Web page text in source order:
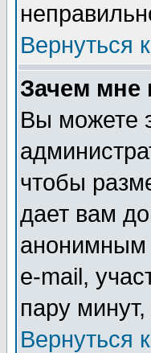
Вернуться
Зачем мне
Вы можете
чтобы
дает вам
анонимным
e-mail,
пару
Вернуться